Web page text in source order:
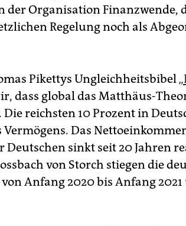
der Organisation Finanzwende,
Regelung noch als
Pikettys Ungleichheitsbibel
dass global das Matthäus-
reichsten 10 Prozent in
Vermögens. Das
Deutschen sinkt seit 20 Jahren
von Storch stiegen die
Anfang 2020 bis Anfang 2021